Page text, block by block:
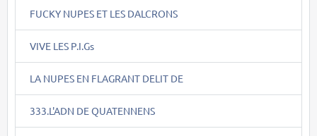
FUCKY NUPES ET LES DALCRONS
VIVE LES P.I.Gs
LA NUPES EN FLAGRANT DELIT DE
333.L'ADN DE QUATENNENS